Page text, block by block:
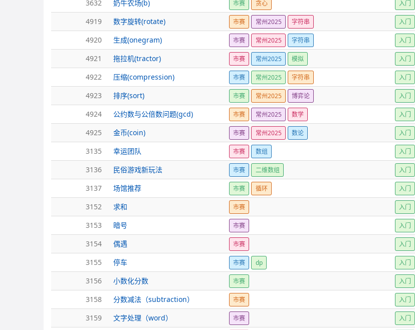
3632
奶牛农场(b) 市赛 贪心 入门
4919
数字旋转(rotate) 市赛 常州2025 字符串 入门
4920
生成(onegram) 市赛 常州2025 字符串 入门
4921
拖拉机(tractor) 市赛 常州2025 模拟 入门
4922
压缩(compression) 市赛 常州2025 字符串 入门
4923
排序(sort) 市赛 常州2025 博弈论 入门
4924
公约数与公倍数问题(gcd) 市赛 常州2025 数学 入门
4925
金币(coin) 市赛 常州2025 数论 入门
3135
幸运团队 市赛 数组 入门
3136
民俗游戏新玩法 市赛 二维数组 入门
3137
场馆推荐 市赛 循环 入门
3152
求和 市赛 入门
3153
暗号 市赛 入门
3154
偶遇 市赛 入门
3155
停车 市赛 dp 入门
3156
小数化分数 市赛 入门
3158
分数减法（subtraction） 市赛 入门
3159
文字处理（word） 市赛 入门